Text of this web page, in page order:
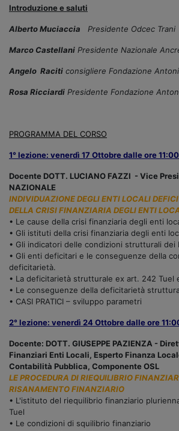
Introduzione e saluti
Alberto Muciaccia Presidente Odcec Trani
Marco Castellani Presidente Nazionale
Angelo Raciti consigliere Fondazione
Rosa Ricciardi Presidente Fondazione
PROGRAMMA DEL CORSO
1° lezione: venerdì 17 Ottobre dalle ore
Docente DOTT. LUCIANO FAZZI - Vice
NAZIONALE
INDIVIDUAZIONE DEGLI ENTI LOCALI
DELLA CRISI FINANZIARIA DEGLI ENTI
• Le cause della crisi finanziaria degli enti
• Gli istituti della crisi finanziaria degli enti
• Gli indicatori delle condizioni strutturali dei
• Gli enti deficitari e le conseguenze della
deficitarietà.
• La deficitarietà strutturale ex art. 242 Tuel
• Le conseguenze della deficitarietà
• CASI PRATICI – sviluppo parametri
2° lezione: venerdì 24 Ottobre dalle ore
Docente: DOTT. GIUSEPPE PAZIENZA -
Finanziari Enti Locali, Esperto Finanza
Contabilità Pubblica, Componente OSL
LE PROCEDURA DI RIEQUILIBRIO
RISANAMENTO FINANZIARIO
• L'istituto del riequilibrio finanziario
Tuel
• Le condizioni di squilibrio finanziario